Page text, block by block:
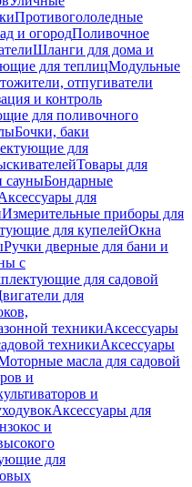
Противогололедные
и огородПоливочное
Шланги для дома и
для теплицМодульные
отпугиватели
и контроль
для поливочного
Бочки, баки
для
Товары для
сауныБондарные
для
Измерительные приборы для
для купелейОкна
Ручки дверные для бани и
с
для садовой
для
техникиАксессуары
техникиАксессуары
масла для садовой
и
и
Аксессуары для
и
для